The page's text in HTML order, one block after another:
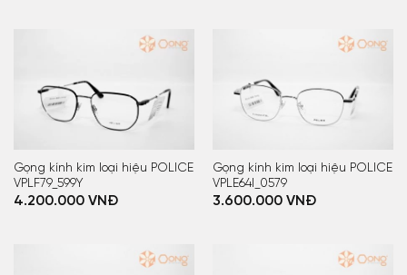
Gọng kính kim loại hiệu POLICE
VPLF79_599Y
4.200.000VNĐ
Gọng kính kim loại hiệu POLICE
VPLE64I_0579
3.600.000VNĐ